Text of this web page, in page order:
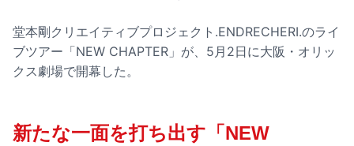
堂本剛クリエイティブプロジェクト.ENDRECHERI.のライ
ブツアー「NEW CHAPTER」が、5月2日に大阪・オリッ
クス劇場で開幕した。
新たな一面を打ち出す「NEW